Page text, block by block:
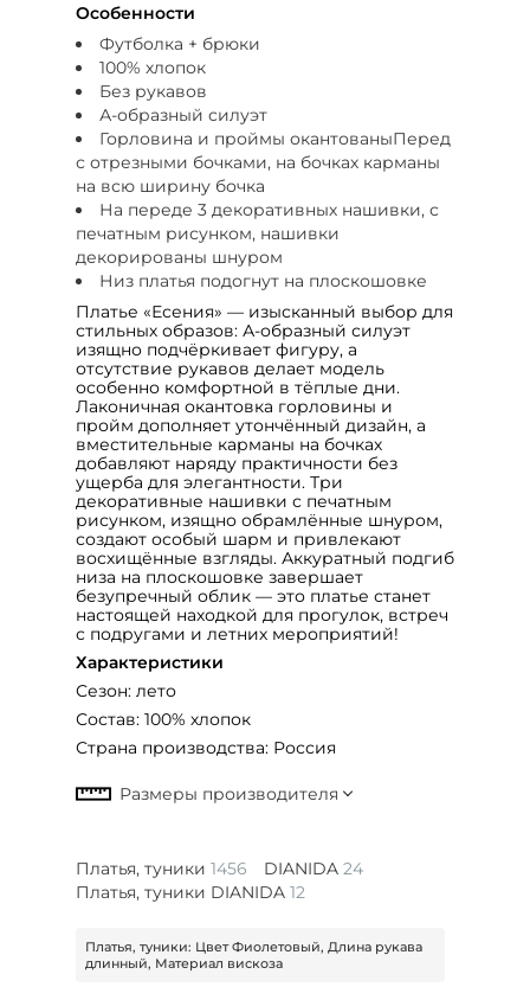
Особенности
Футболка + брюки
100% хлопок
Без рукавов
А-образный силуэт
Горловина и проймы окантованыПеред
с отрезными бочками, на бочках карманы
на всю ширину бочка
На переде 3 декоративных нашивки, с
печатным рисунком, нашивки
декорированы шнуром
Низ платья подогнут на плоскошовке
Платье «Есения» — изысканный выбор для
стильных образов: А‑образный силуэт
изящно подчёркивает фигуру, а
отсутствие рукавов делает модель
особенно комфортной в тёплые дни.
Лаконичная окантовка горловины и
пройм дополняет утончённый дизайн, а
вместительные карманы на бочках
добавляют наряду практичности без
ущерба для элегантности. Три
декоративные нашивки с печатным
рисунком, изящно обрамлённые шнуром,
создают особый шарм и привлекают
восхищённые взгляды. Аккуратный подгиб
низа на плоскошовке завершает
безупречный облик — это платье станет
настоящей находкой для прогулок, встреч
с подругами и летних мероприятий!
Характеристики
Сезон: лето
Состав: 100% хлопок
Страна производства: Россия
Платья, туники 1456 DIANIDA 24
Платья, туники DIANIDA 12
Платья, туники: Цвет Фиолетовый, Длина рукава
длинный, Материал вискоза